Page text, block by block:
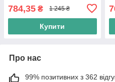
дротовий режим, чорні
784,35 ₴ 1 245 ₴
Купити
Про нас
99% позитивних з 362